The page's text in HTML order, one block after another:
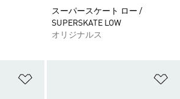
スーパースケート ロー /
SUPERSKATE LOW
オリジナルス